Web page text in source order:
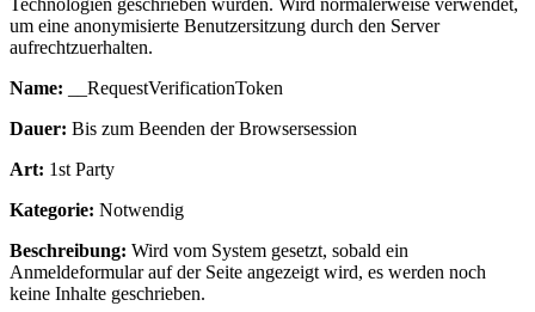
um eine anonymisierte Benutzersitzung durch den Server
aufrechtzuerhalten.
Name: __RequestVerificationToken
Dauer: Bis zum Beenden der Browsersession
Art: 1st Party
Kategorie: Notwendig
Beschreibung: Wird vom System gesetzt, sobald ein
Anmeldeformular auf der Seite angezeigt wird, es werden noch
keine Inhalte geschrieben.